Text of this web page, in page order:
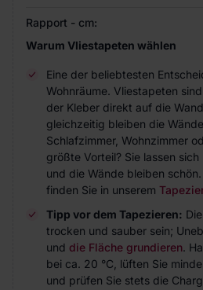
Rapport - cm:
Warum Vliestapeten wählen
Eine der beliebtesten
Wohnräume. Vliestapeten
der Kleber direkt auf die
gleichzeitig bleiben die
Schlafzimmer, Wohnzimmer
größte Vorteil? Sie lassen
und die Wände bleiben
finden Sie in unserem
Tipp vor dem Tapezieren:
trocken und sauber sein;
und die Fläche grundieren.
bei ca. 20 °C, lüften Sie
und prüfen Sie stets die